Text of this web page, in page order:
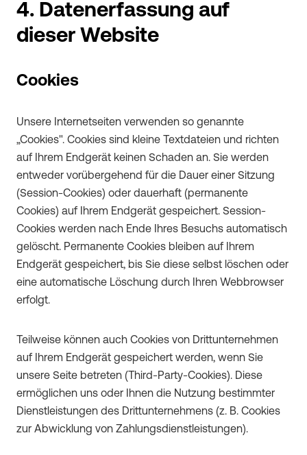
4. Datenerfassung auf
dieser Website
Cookies
Unsere Internetseiten verwenden so genannte
„Cookies". Cookies sind kleine Textdateien und richten
auf Ihrem Endgerät keinen Schaden an. Sie werden
entweder vorübergehend für die Dauer einer Sitzung
(Session-Cookies) oder dauerhaft (permanente
Cookies) auf Ihrem Endgerät gespeichert. Session-
Cookies werden nach Ende Ihres Besuchs automatisch
gelöscht. Permanente Cookies bleiben auf Ihrem
Endgerät gespeichert, bis Sie diese selbst löschen oder
eine automatische Löschung durch Ihren Webbrowser
erfolgt.
Teilweise können auch Cookies von Drittunternehmen
auf Ihrem Endgerät gespeichert werden, wenn Sie
unsere Seite betreten (Third-Party-Cookies). Diese
ermöglichen uns oder Ihnen die Nutzung bestimmter
Dienstleistungen des Drittunternehmens (z. B. Cookies
zur Abwicklung von Zahlungsdienstleistungen).